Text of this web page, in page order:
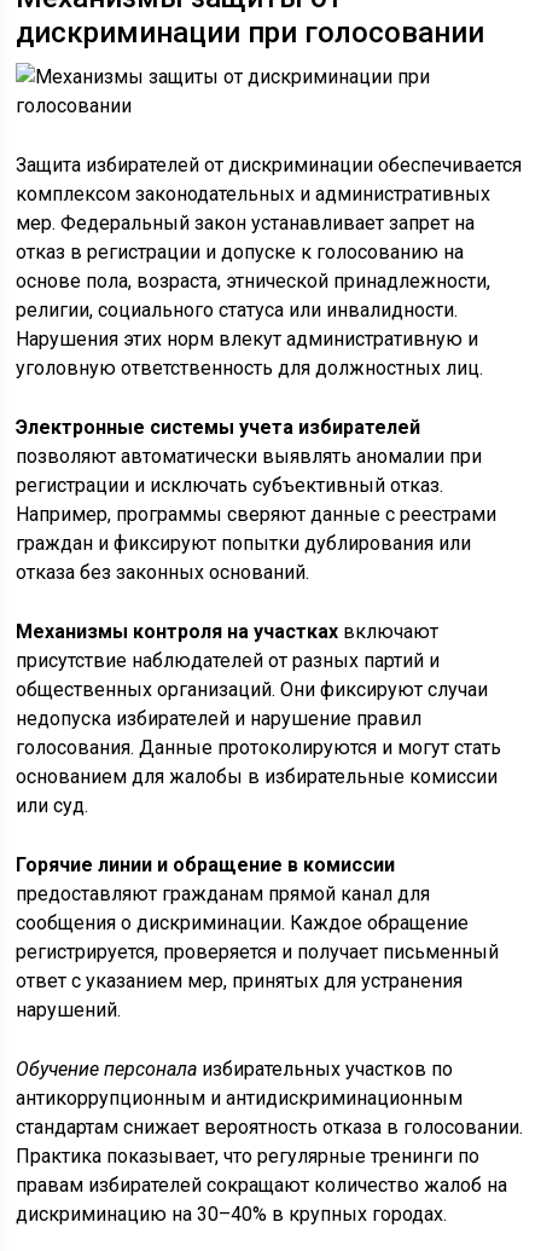
дискриминации при голосовании
Защита избирателей от дискриминации обеспечивается
комплексом законодательных и административных
мер. Федеральный закон устанавливает запрет на
отказ в регистрации и допуске к голосованию на
основе пола, возраста, этнической принадлежности,
религии, социального статуса или инвалидности.
Нарушения этих норм влекут административную и
уголовную ответственность для должностных лиц.
Электронные системы учета избирателей
позволяют автоматически выявлять аномалии при
регистрации и исключать субъективный отказ.
Например, программы сверяют данные с реестрами
граждан и фиксируют попытки дублирования или
отказа без законных оснований.
Механизмы контроля на участках включают
присутствие наблюдателей от разных партий и
общественных организаций. Они фиксируют случаи
недопуска избирателей и нарушение правил
голосования. Данные протоколируются и могут стать
основанием для жалобы в избирательные комиссии
или суд.
Горячие линии и обращение в комиссии
предоставляют гражданам прямой канал для
сообщения о дискриминации. Каждое обращение
регистрируется, проверяется и получает письменный
ответ с указанием мер, принятых для устранения
нарушений.
Обучение персонала избирательных участков по
антикоррупционным и антидискриминационным
стандартам снижает вероятность отказа в голосовании.
Практика показывает, что регулярные тренинги по
правам избирателей сокращают количество жалоб на
дискриминацию на 30–40% в крупных городах.